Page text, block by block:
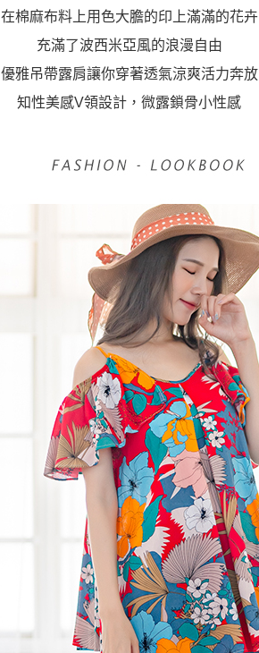
在棉麻布料上用色大膽的印上滿滿的花卉
充滿了波西米亞風的浪漫自由
優雅吊帶露肩讓你穿著透氣涼爽活力奔放
知性美感V領設計，微露鎖骨小性感